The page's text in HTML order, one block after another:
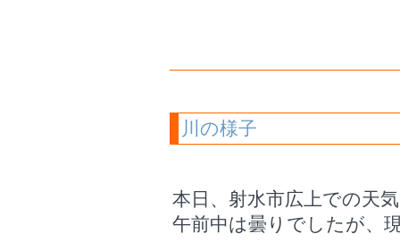
川の様子
本日、射水市広上での天
午前中は曇りでしたが、